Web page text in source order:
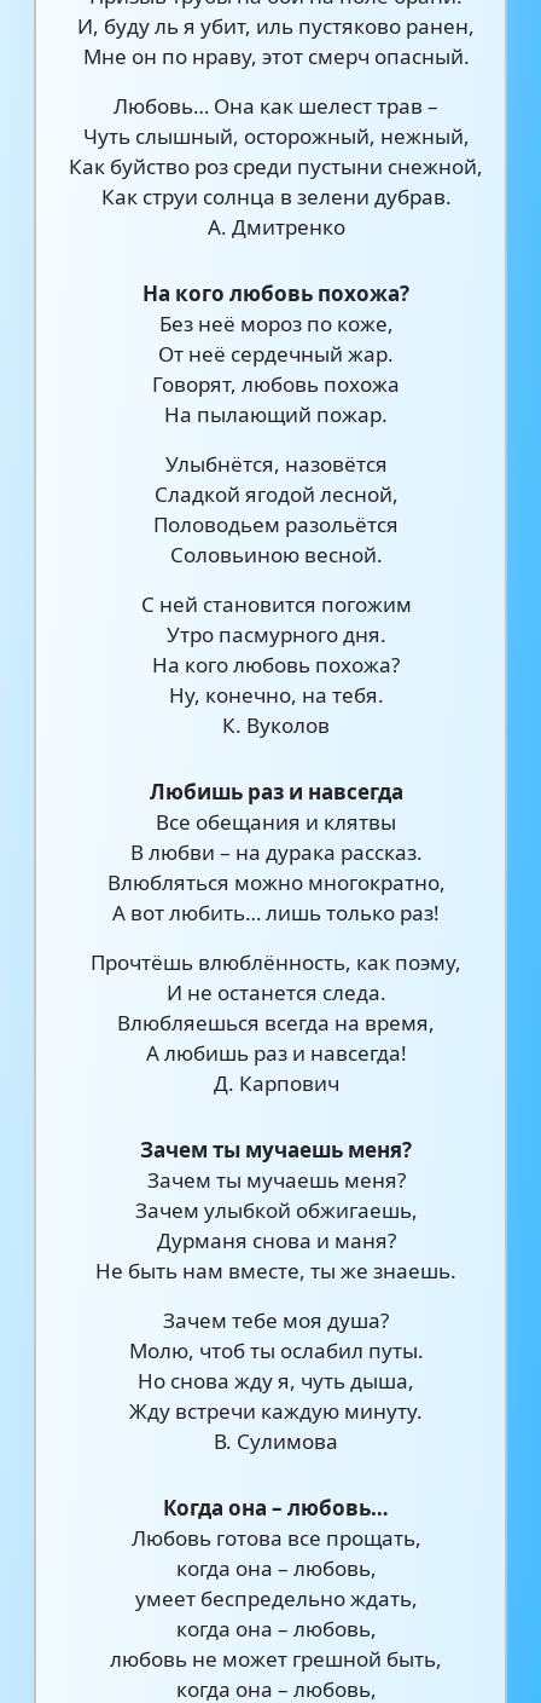
И, буду ль я убит, иль пустяково ранен,
Мне он по нраву, этот смерч опасный.
Любовь… Она как шелест трав –
Чуть слышный, осторожный, нежный,
Как буйство роз среди пустыни снежной,
Как струи солнца в зелени дубрав.
А. Дмитренко
На кого любовь похожа?
Без неё мороз по коже,
От неё сердечный жар.
Говорят, любовь похожа
На пылающий пожар.
Улыбнётся, назовётся
Сладкой ягодой лесной,
Половодьем разольётся
Соловьиною весной.
С ней становится погожим
Утро пасмурного дня.
На кого любовь похожа?
Ну, конечно, на тебя.
К. Вуколов
Любишь раз и навсегда
Все обещания и клятвы
В любви – на дурака рассказ.
Влюбляться можно многократно,
А вот любить… лишь только раз!
Прочтёшь влюблённость, как поэму,
И не останется следа.
Влюбляешься всегда на время,
А любишь раз и навсегда!
Д. Карпович
Зачем ты мучаешь меня?
Зачем ты мучаешь меня?
Зачем улыбкой обжигаешь,
Дурманя снова и маня?
Не быть нам вместе, ты же знаешь.
Зачем тебе моя душа?
Молю, чтоб ты ослабил путы.
Но снова жду я, чуть дыша,
Жду встречи каждую минуту.
В. Сулимова
Когда она – любовь…
Любовь готова все прощать,
когда она – любовь,
умеет беспредельно ждать,
когда она – любовь,
любовь не может грешной быть,
когда она – любовь,